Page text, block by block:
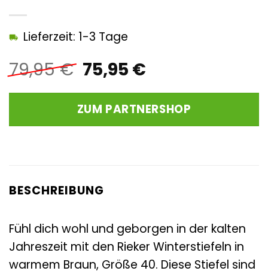
79,95€ Ursprünglicher
Preis
war:
79,95 €
75,95 €Aktueller
ist:
75,95 €.
Lieferzeit: 1-3 Tage
ZUM PARTNERSHOP
BESCHREIBUNG
Fühl dich wohl und geborgen in der kalten
Jahreszeit mit den Rieker Winterstiefeln in
warmem Braun, Größe 40. Diese Stiefel sind